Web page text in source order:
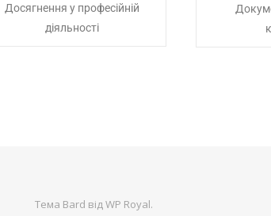
Досягнення у професійній
діяльності
Тема Bard від WP Royal.